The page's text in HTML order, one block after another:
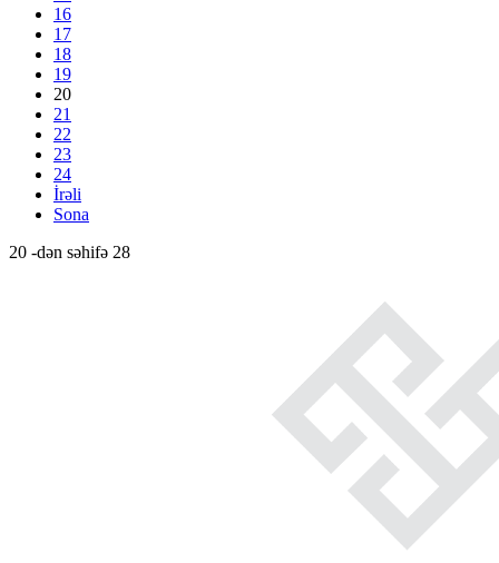
16
17
18
19
20
21
22
23
24
İrəli
Sona
20 -dən səhifə 28